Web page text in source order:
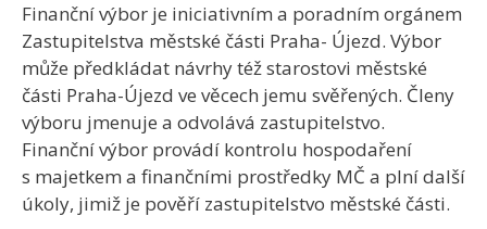
Finanční výbor je iniciativním a poradním orgánem
Zastupitelstva městské části Praha- Újezd. Výbor
může předkládat návrhy též starostovi městské
části Praha-Újezd ve věcech jemu svěřených. Členy
výboru jmenuje a odvolává zastupitelstvo.
Finanční výbor provádí kontrolu hospodaření
s majetkem a finančními prostředky MČ a plní další
úkoly, jimiž je pověří zastupitelstvo městské části.